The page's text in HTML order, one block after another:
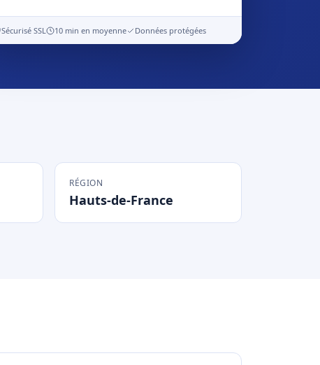
Sécurisé SSL 10 min en moyenne Données protégées
RÉGION
Hauts-de-France